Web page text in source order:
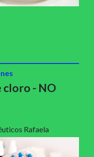
cloro - NO
Rafaela